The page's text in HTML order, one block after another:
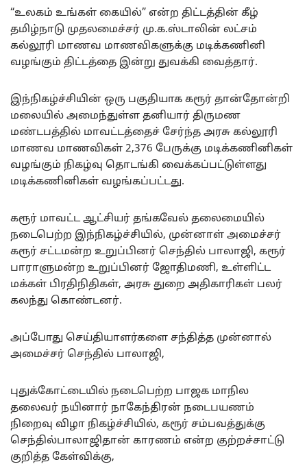
“உலகம் உங்கள் கையில்” என்ற திட்டத்தின் கீழ்
தமிழ்நாடு முதலமைச்சர் மு.க.ஸ்டாலின் லட்சம்
கல்லூரி மாணவ மாணவிகளுக்கு மடிக்கணினி
வழங்கும் திட்டத்தை இன்று துவக்கி வைத்தார்.
இந்நிகழ்ச்சியின் ஒரு பகுதியாக கரூர் தான்தோன்றி
மலையில் அமைந்துள்ள தனியார் திருமண
மண்டபத்தில் மாவட்டத்தைச் சேர்ந்த அரசு கல்லூரி
மாணவ மாணவிகள் 2,376 பேருக்கு மடிக்கணினிகள்
வழங்கும் நிகழ்வு தொடங்கி வைக்கப்பட்டுள்ளது
மடிக்கணினிகள் வழங்கப்பட்டது.
கரூர் மாவட்ட ஆட்சியர் தங்கவேல் தலைமையில்
நடைபெற்ற இந்நிகழ்ச்சியில், முன்னாள் அமைச்சர்
கரூர் சட்டமன்ற உறுப்பினர் செந்தில் பாலாஜி, கரூர்
பாராளுமன்ற உறுப்பினர் ஜோதிமணி, உள்ளிட்ட
மக்கள் பிரதிநிதிகள், அரசு துறை அதிகாரிகள் பலர்
கலந்து கொண்டனர்.
அப்போது செய்தியாளர்களை சந்தித்த முன்னால்
அமைச்சர் செந்தில் பாலாஜி,
புதுக்கோட்டையில் நடைபெற்ற பாஜக மாநில
தலைவர் நயினார் நாகேந்திரன் நடைபயணம்
நிறைவு விழா நிகழ்ச்சியில், கரூர் சம்பவத்துக்கு
செந்தில்பாலாஜிதான் காரணம் என்ற குற்றச்சாட்டு
குறித்த கேள்விக்கு,